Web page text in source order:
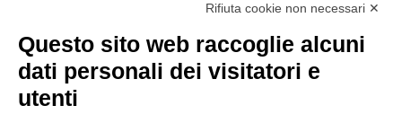
Modello organizzativo, gestione e controllo – D. lgs.
Rifiuta cookie non necessari ✕
Questo sito web raccoglie alcuni
dati personali dei visitatori e
utenti